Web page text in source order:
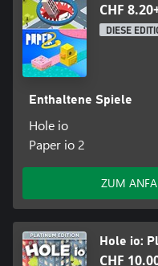
CHF
DIESE
Enthaltene Spiele
Hole io
Paper io 2
ZUM
Hole io:
CHF